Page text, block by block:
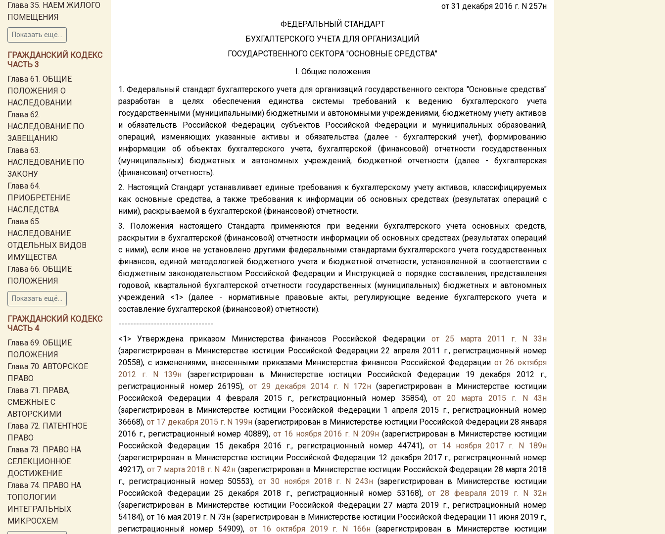
Глава 35. НАЕМ ЖИЛОГО
ПОМЕЩЕНИЯ
Показать ещё...
ГРАЖДАНСКИЙ КОДЕКС
ЧАСТЬ 3
Глава 61. ОБЩИЕ
ПОЛОЖЕНИЯ О
НАСЛЕДОВАНИИ
Глава 62.
НАСЛЕДОВАНИЕ ПО
ЗАВЕЩАНИЮ
Глава 63.
НАСЛЕДОВАНИЕ ПО
ЗАКОНУ
Глава 64.
ПРИОБРЕТЕНИЕ
НАСЛЕДСТВА
Глава 65.
НАСЛЕДОВАНИЕ
ОТДЕЛЬНЫХ ВИДОВ
ИМУЩЕСТВА
Глава 66. ОБЩИЕ
ПОЛОЖЕНИЯ
Показать ещё...
ГРАЖДАНСКИЙ КОДЕКС
ЧАСТЬ 4
Глава 69. ОБЩИЕ
ПОЛОЖЕНИЯ
Глава 70. АВТОРСКОЕ
ПРАВО
Глава 71. ПРАВА,
СМЕЖНЫЕ С
АВТОРСКИМИ
Глава 72. ПАТЕНТНОЕ
ПРАВО
Глава 73. ПРАВО НА
СЕЛЕКЦИОННОЕ
ДОСТИЖЕНИЕ
Глава 74. ПРАВО НА
ТОПОЛОГИИ
ИНТЕГРАЛЬНЫХ
МИКРОСХЕМ
от 31 декабря 2016 г. N 257н
ФЕДЕРАЛЬНЫЙ СТАНДАРТ
БУХГАЛТЕРСКОГО УЧЕТА ДЛЯ ОРГАНИЗАЦИЙ
ГОСУДАРСТВЕННОГО СЕКТОРА "ОСНОВНЫЕ СРЕДСТВА"
I. Общие положения
1. Федеральный стандарт бухгалтерского учета для организаций государственного сектора "Основные средства"
разработан в целях обеспечения единства системы требований к ведению бухгалтерского учета
государственными (муниципальными) бюджетными и автономными учреждениями, бюджетному учету активов
и обязательств Российской Федерации, субъектов Российской Федерации и муниципальных образований,
операций, изменяющих указанные активы и обязательства (далее - бухгалтерский учет), формированию
информации об объектах бухгалтерского учета, бухгалтерской (финансовой) отчетности государственных
(муниципальных) бюджетных и автономных учреждений, бюджетной отчетности (далее - бухгалтерская
(финансовая) отчетность).
2. Настоящий Стандарт устанавливает единые требования к бухгалтерскому учету активов, классифицируемых
как основные средства, а также требования к информации об основных средствах (результатах операций с
ними), раскрываемой в бухгалтерской (финансовой) отчетности.
3. Положения настоящего Стандарта применяются при ведении бухгалтерского учета основных средств,
раскрытии в бухгалтерской (финансовой) отчетности информации об основных средствах (результатах операций
с ними), если иное не установлено другими федеральными стандартами бухгалтерского учета государственных
финансов, единой методологией бюджетного учета и бюджетной отчетности, установленной в соответствии с
бюджетным законодательством Российской Федерации и Инструкцией о порядке составления, представления
годовой, квартальной бухгалтерской отчетности государственных (муниципальных) бюджетных и автономных
учреждений <1> (далее - нормативные правовые акты, регулирующие ведение бухгалтерского учета и
составление бухгалтерской (финансовой) отчетности).
--------------------------------
<1> Утверждена приказом Министерства финансов Российской Федерации от 25 марта 2011 г. N 33н
(зарегистрирован в Министерстве юстиции Российской Федерации 22 апреля 2011 г., регистрационный номер
20558), с изменениями, внесенными приказами Министерства финансов Российской Федерации от 26 октября
2012 г. N 139н (зарегистрирован в Министерстве юстиции Российской Федерации 19 декабря 2012 г.,
регистрационный номер 26195),от 29 декабря 2014 г. N 172н (зарегистрирован в Министерстве юстиции
Российской Федерации 4 февраля 2015 г., регистрационный номер 35854),от 20 марта 2015 г. N 43н
(зарегистрирован в Министерстве юстиции Российской Федерации 1 апреля 2015 г., регистрационный номер
36668),от 17 декабря 2015 г. N 199н (зарегистрирован в Министерстве юстиции Российской Федерации 28 января
2016 г., регистрационный номер 40889), от 16 ноября 2016 г. N 209н(зарегистрирован в Министерстве юстиции
Российской Федерации 15 декабря 2016 г., регистрационный номер 44741), от 14 ноября 2017 г. N 189н
(зарегистрирован в Министерстве юстиции Российской Федерации 12 декабря 2017 г., регистрационный номер
49217), от 7 марта 2018 г. N 42н(зарегистрирован в Министерстве юстиции Российской Федерации 28 марта 2018
г., регистрационный номер 50553),от 30 ноября 2018 г. N 243н(зарегистрирован в Министерстве юстиции
Российской Федерации 25 декабря 2018 г., регистрационный номер 53168),от 28 февраля 2019 г. N 32н
(зарегистрирован в Министерстве юстиции Российской Федерации 27 марта 2019 г., регистрационный номер
54184), от 16 мая 2019 г. N 73н (зарегистрирован в Министерстве юстиции Российской Федерации 11 июня 2019 г.,
регистрационный номер 54909), от 16 октября 2019 г. N 166н (зарегистрирован в Министерстве юстиции